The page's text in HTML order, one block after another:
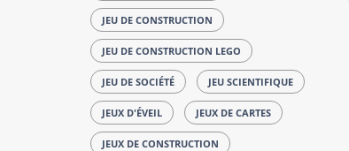
JEU DE CONSTRUCTION
JEU DE CONSTRUCTION LEGO
JEU DE SOCIÉTÉ JEU SCIENTIFIQUE
JEUX D'ÉVEIL JEUX DE CARTES
JEUX DE CONSTRUCTION